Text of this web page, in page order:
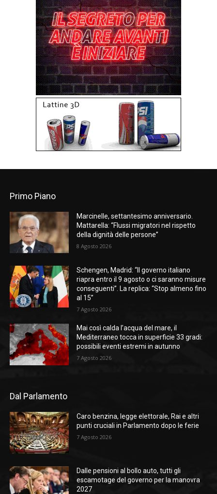
Primo Piano
Marcinelle, settantesimo anniversario.
Mattarella: “Flussi migratori nel rispetto
della dignità delle persone”
8 Agosto 2026
Schengen, Madrid: “Il governo italiano
riapra entro il 9 agosto o ci saranno misure
conseguenti”. La replica: “Stop almeno fino
al 15”
7 Agosto 2026
Mai così calda l’acqua del mare, il
Mediterraneo tocca in superficie 33 gradi:
possibili eventi estremi in autunno
7 Agosto 2026
Dal Parlamento
Caro benzina, legge elettorale, Rai e altri
punti cruciali in Parlamento dopo le ferie
7 Agosto 2026
Dalle pensioni al bollo auto, tutti gli
escamotage del governo per la manovra
2027